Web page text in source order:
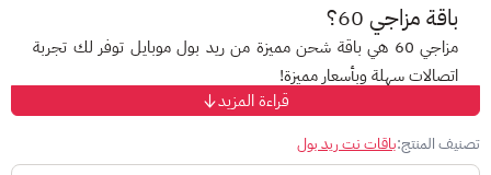
باقة مزاجي 60؟
مزاجي 60 هي باقة شحن مميزة من ريد بول موبايل توفر لك تجربة
اتصالات سهلة وبأسعار مميزة!
ما هي مميزات مزاجي 60؟
6 جيجابايت إنترنت
قراءة المزيد
تصنيف المنتج:باقات نت ريد بول